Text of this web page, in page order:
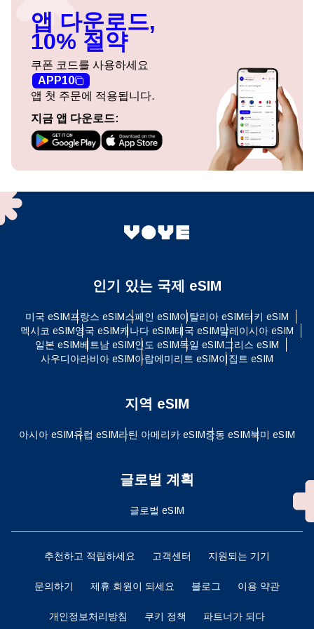
앱 다운로드,
10% 절약
쿠폰 코드를 사용하세요
APP10
앱 첫 주문에 적용됩니다.
지금 앱 다운로드:
인기 있는 국제 eSIM
미국 eSIM프랑스 eSIM스페인 eSIM이탈리아 eSIM터키 eSIM
멕시코 eSIM영국 eSIM캐나다 eSIM태국 eSIM말레이시아 eSIM
일본 eSIM베트남 eSIM인도 eSIM독일 eSIM그리스 eSIM
사우디아라비아 eSIM아랍에미리트 eSIM이집트 eSIM
지역 eSIM
아시아 eSIM유럽 ​​eSIM라틴 아메리카 eSIM중동 eSIM북미 eSIM
글로벌 계획
글로벌 eSIM
추천하고 적립하세요 고객센터 지원되는 기기
문의하기 제휴 회원이 되세요 블로그 이용 약관
개인정보처리방침 쿠키 정책 파트너가 되다